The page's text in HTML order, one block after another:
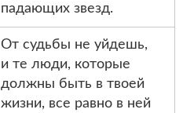
падающих звезд.
От судьбы не уйдешь,
и те люди, которые
должны быть в твоей
жизни, все равно в ней